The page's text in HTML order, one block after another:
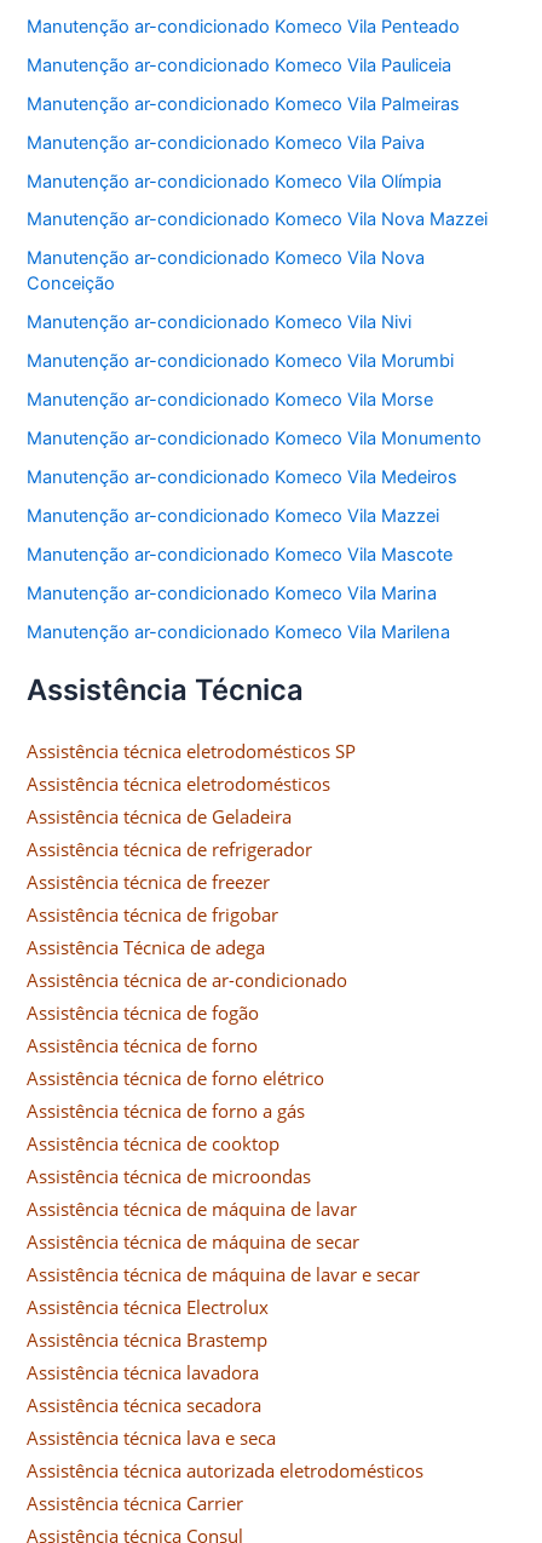
Manutenção ar-condicionado Komeco Vila Penteado
Manutenção ar-condicionado Komeco Vila Pauliceia
Manutenção ar-condicionado Komeco Vila Palmeiras
Manutenção ar-condicionado Komeco Vila Paiva
Manutenção ar-condicionado Komeco Vila Olímpia
Manutenção ar-condicionado Komeco Vila Nova Mazzei
Manutenção ar-condicionado Komeco Vila Nova
Conceição
Manutenção ar-condicionado Komeco Vila Nivi
Manutenção ar-condicionado Komeco Vila Morumbi
Manutenção ar-condicionado Komeco Vila Morse
Manutenção ar-condicionado Komeco Vila Monumento
Manutenção ar-condicionado Komeco Vila Medeiros
Manutenção ar-condicionado Komeco Vila Mazzei
Manutenção ar-condicionado Komeco Vila Mascote
Manutenção ar-condicionado Komeco Vila Marina
Manutenção ar-condicionado Komeco Vila Marilena
Assistência Técnica
Assistência técnica eletrodomésticos SP
Assistência técnica eletrodomésticos
Assistência técnica de Geladeira
Assistência técnica de refrigerador
Assistência técnica de freezer
Assistência técnica de frigobar
Assistência Técnica de adega
Assistência técnica de ar-condicionado
Assistência técnica de fogão
Assistência técnica de forno
Assistência técnica de forno elétrico
Assistência técnica de forno a gás
Assistência técnica de cooktop
Assistência técnica de microondas
Assistência técnica de máquina de lavar
Assistência técnica de máquina de secar
Assistência técnica de máquina de lavar e secar
Assistência técnica Electrolux
Assistência técnica Brastemp
Assistência técnica lavadora
Assistência técnica secadora
Assistência técnica lava e seca
Assistência técnica autorizada eletrodomésticos
Assistência técnica Carrier
Assistência técnica Consul